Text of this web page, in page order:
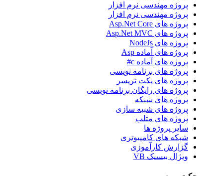
پروژه مهندسی نرم افزار
پروژه مهندسی نرم افزار
پروژه های Asp.Net Core
پروژه های Asp.Net MVC
پروژه های NodeJs
پروژه های آماده Asp
پروژه های آماده c#
پروژه های برنامه نویسی
پروژه های پکت تریسر
پروژه های رایگان برنامه نویسی
پروژه های شبکه
پروژه های شبیه سازی
پروژه های متلب
سایر پروژه ها
شبکه های کامپیوتری
گزارش کارآموزی
ویژال بیسیک VB